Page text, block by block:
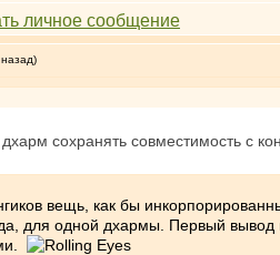
сохранять совместимость с
вещь, как бы
для одной дхармы. Первый